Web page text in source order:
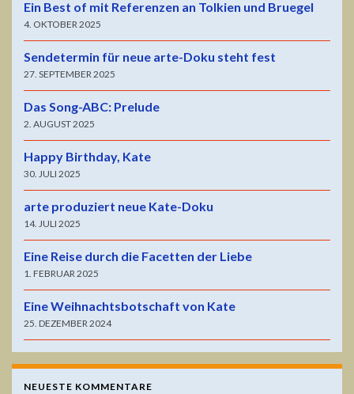
Ein Best of mit Referenzen an Tolkien und Bruegel
4. OKTOBER 2025
Sendetermin für neue arte-Doku steht fest
27. SEPTEMBER 2025
Das Song-ABC: Prelude
2. AUGUST 2025
Happy Birthday, Kate
30. JULI 2025
arte produziert neue Kate-Doku
14. JULI 2025
Eine Reise durch die Facetten der Liebe
1. FEBRUAR 2025
Eine Weihnachtsbotschaft von Kate
25. DEZEMBER 2024
NEUESTE KOMMENTARE